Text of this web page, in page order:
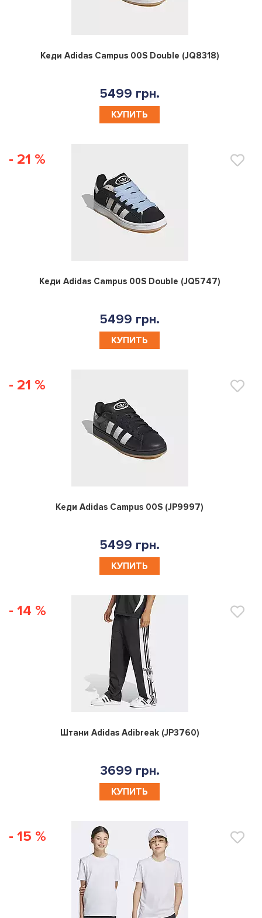
0
Кеди Adidas Campus 00S Double (JQ8318)
5499 грн.
КУПИТЬ
- 21 %
0
Кеди Adidas Campus 00S Double (JQ5747)
5499 грн.
КУПИТЬ
- 21 %
0
Кеди Adidas Campus 00S (JP9997)
5499 грн.
КУПИТЬ
- 14 %
0
Штани Adidas Adibreak (JP3760)
3699 грн.
КУПИТЬ
- 15 %